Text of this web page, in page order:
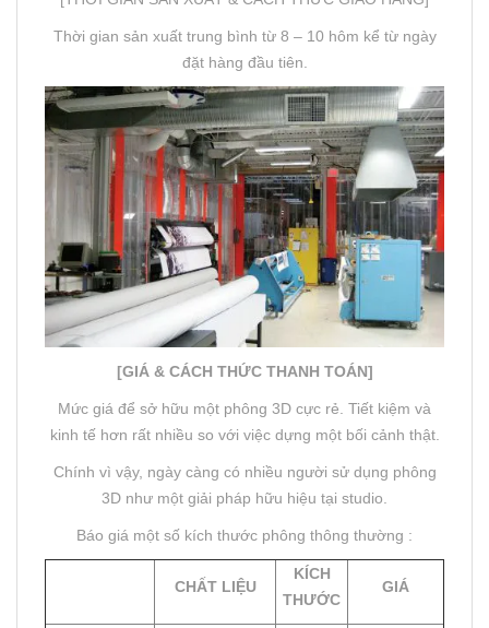
Thời gian sản xuất trung bình từ 8 – 10 hôm kể từ ngày
đặt hàng đầu tiên.
[GIÁ & CÁCH THỨC THANH TOÁN]
Mức giá để sở hữu một phông 3D cực rẻ. Tiết kiệm và
kinh tế hơn rất nhiều so với việc dựng một bối cảnh thật.
Chính vì vậy, ngày càng có nhiều người sử dụng phông
3D như một giải pháp hữu hiệu tại studio.
Báo giá một số kích thước phông thông thường :
CHẤT LIỆU
KÍCH
THƯỚC
GIÁ